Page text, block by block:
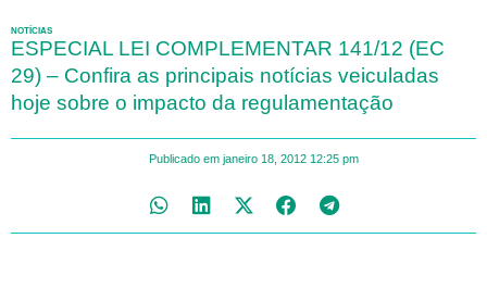
NOTÍCIAS
ESPECIAL LEI COMPLEMENTAR 141/12 (EC
29) – Confira as principais notícias veiculadas
hoje sobre o impacto da regulamentação
Publicado em janeiro 18, 2012 12:25 pm